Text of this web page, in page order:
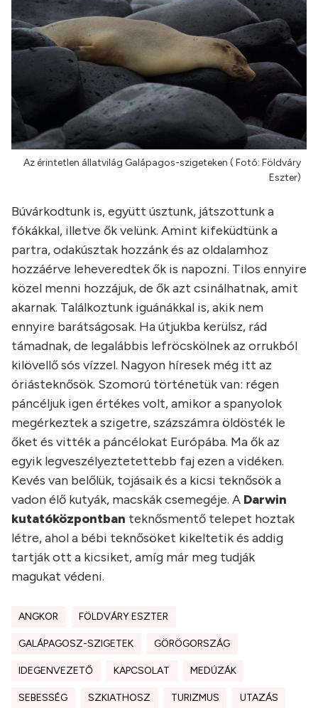
Az érintetlen állatvilág Galápagos-szigeteken ( Fotó: Földváry
Eszter)
Búvárkodtunk is, együtt úsztunk, játszottunk a
fókákkal, illetve ők velünk. Amint kifeküdtünk a
partra, odakúsztak hozzánk és az oldalamhoz
hozzáérve leheveredtek ők is napozni. Tilos ennyire
közel menni hozzájuk, de ők azt csinálhatnak, amit
akarnak. Találkoztunk iguánákkal is, akik nem
ennyire barátságosak. Ha útjukba kerülsz, rád
támadnak, de legalábbis lefröcskölnek az orrukból
kilövellő sós vízzel. Nagyon híresek még itt az
óriásteknősök. Szomorú történetük van: régen
páncéljuk igen értékes volt, amikor a spanyolok
megérkeztek a szigetre, százszámra öldösték le
őket és vitték a páncélokat Európába. Ma ők az
egyik legveszélyeztetettebb faj ezen a vidéken.
Kevés van belőlük, tojásaik és a kicsi teknősök a
vadon élő kutyák, macskák csemegéje. A Darwin
kutatóközpontban teknősmentő telepet hoztak
létre, ahol a bébi teknősöket kikeltetik és addig
tartják ott a kicsiket, amíg már meg tudják
magukat védeni.
ANGKOR FÖLDVÁRY ESZTER
GALÁPAGOSZ-SZIGETEK GÖRÖGORSZÁG
IDEGENVEZETŐ KAPCSOLAT MEDÚZÁK
SEBESSÉG SZKIATHOSZ TURIZMUS UTAZÁS